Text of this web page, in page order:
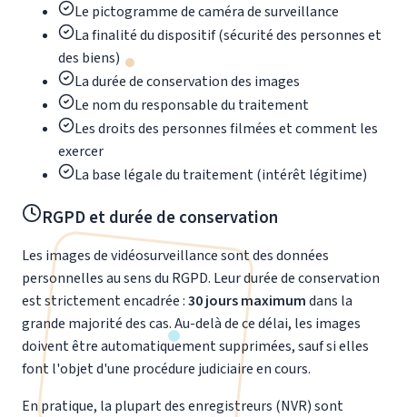
Le pictogramme de caméra de surveillance
La finalité du dispositif (sécurité des personnes et
des biens)
La durée de conservation des images
Le nom du responsable du traitement
Les droits des personnes filmées et comment les
exercer
La base légale du traitement (intérêt légitime)
RGPD et durée de conservation
Les images de vidéosurveillance sont des données
personnelles au sens du RGPD. Leur durée de conservation
est strictement encadrée :30 jours maximumdans la
grande majorité des cas. Au-delà de ce délai, les images
doivent être automatiquement supprimées, sauf si elles
font l'objet d'une procédure judiciaire en cours.
En pratique, la plupart des enregistreurs (NVR) sont